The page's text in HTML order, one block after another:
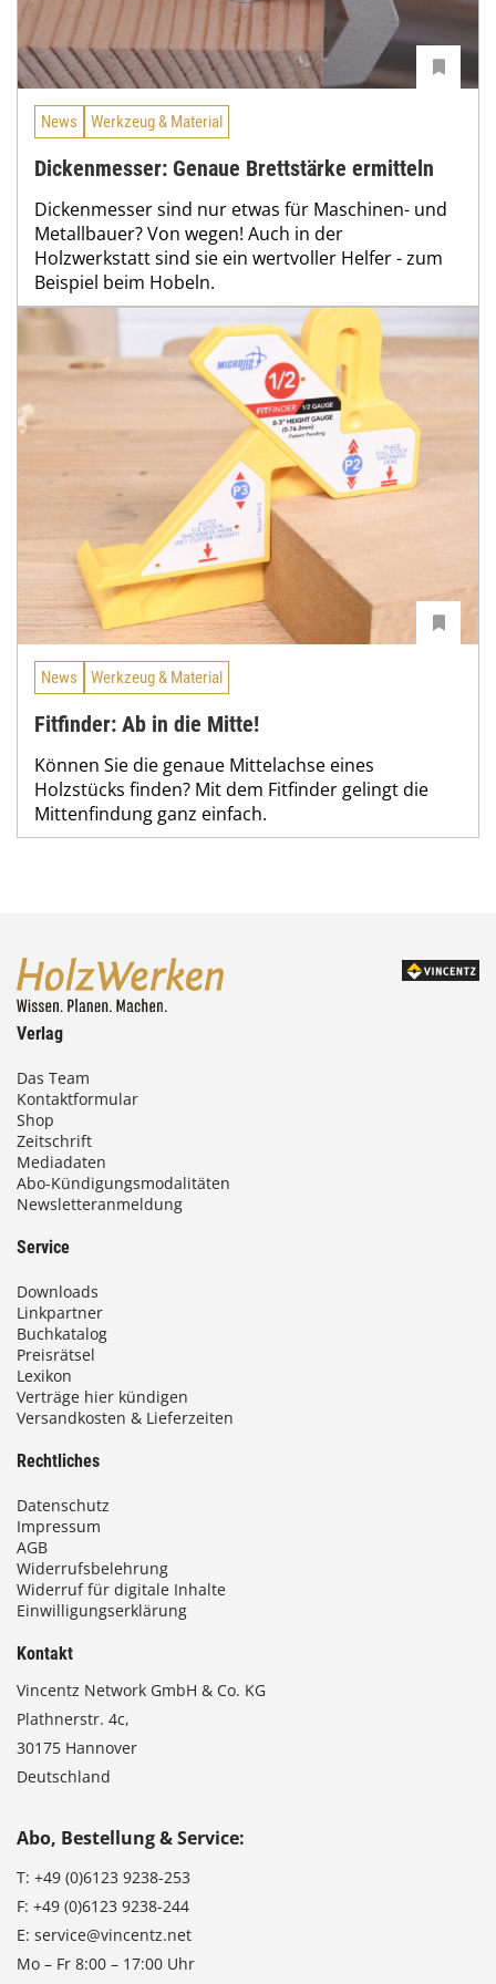
News Werkzeug & Material
Dickenmesser: Genaue Brettstärke ermitteln
Dickenmesser sind nur etwas für Maschinen- und
Metallbauer? Von wegen! Auch in der
Holzwerkstatt sind sie ein wertvoller Helfer - zum
Beispiel beim Hobeln.
News Werkzeug & Material
Fitfinder: Ab in die Mitte!
Können Sie die genaue Mittelachse eines
Holzstücks finden? Mit dem Fitfinder gelingt die
Mittenfindung ganz einfach.
Verlag
Das Team
Kontaktformular
Shop
Zeitschrift
Mediadaten
Abo-Kündigungsmodalitäten
Newsletteranmeldung
Service
Downloads
Linkpartner
Buchkatalog
Preisrätsel
Lexikon
Verträge hier kündigen
Versandkosten & Lieferzeiten
Rechtliches
Datenschutz
Impressum
AGB
Widerrufsbelehrung
Widerruf für digitale Inhalte
Einwilligungserklärung
Kontakt
Vincentz Network GmbH & Co. KG
Plathnerstr. 4c,
30175 Hannover
Deutschland
Abo, Bestellung & Service:
T: +49 (0)6123 9238-253
F: +49 (0)6123 9238-244
E: service@vincentz.net
Mo – Fr 8:00 – 17:00 Uhr